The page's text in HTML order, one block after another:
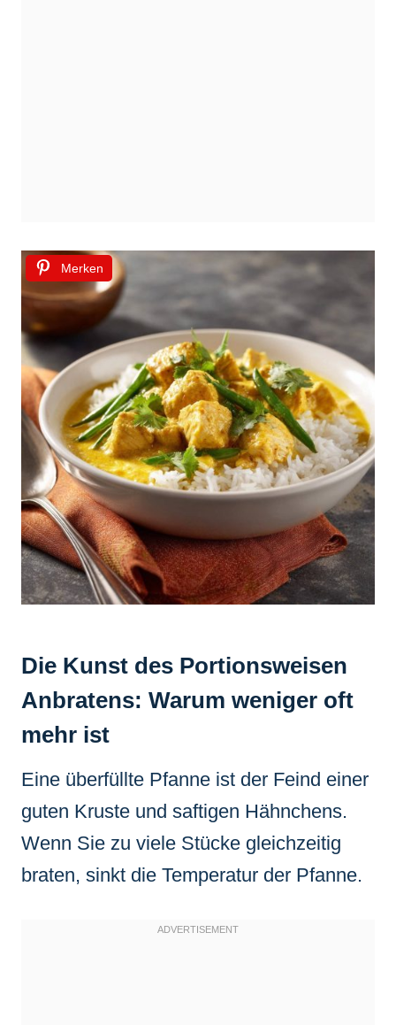
Merken
Die Kunst des Portionsweisen
Anbratens: Warum weniger oft
mehr ist
Eine überfüllte Pfanne ist der Feind einer
guten Kruste und saftigen Hähnchens.
Wenn Sie zu viele Stücke gleichzeitig
braten, sinkt die Temperatur der Pfanne.